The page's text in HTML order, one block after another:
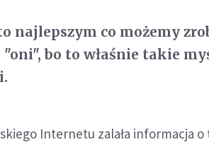
najlepszym co możemy
bo to właśnie takie
Internetu zalała informacja